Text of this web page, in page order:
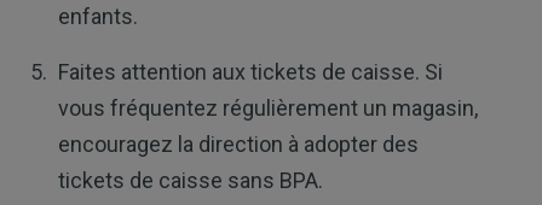
enfants.
Faites attention aux tickets de caisse. Si
vous fréquentez régulièrement un magasin,
encouragez la direction à adopter des
tickets de caisse sans BPA.